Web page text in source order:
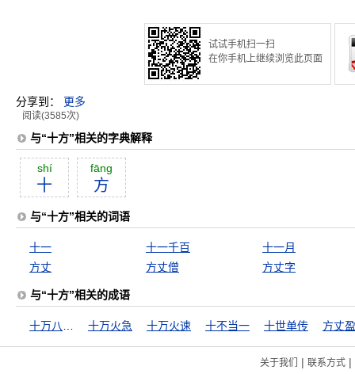
试试手机扫一扫
在你手机上继续浏览此页面
分享到： 更多
阅读(3585次)
与“十方”相关的字典解释
shí
十
fāng
方
与“十方”相关的词语
十一 十一千百
十一月
方丈
方丈僧 方丈字
与“十方”相关的成语
十万火急 十万火速 十不当一 十世单传 方丈
关于我们 | 联系方式|